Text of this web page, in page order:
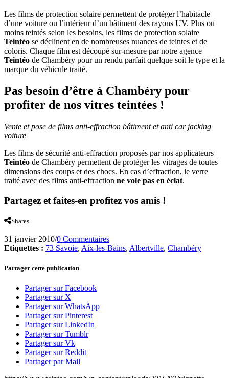
Les films de protection solaire permettent de protéger l’habitacle
d’une voiture ou l’intérieur d’un bâtiment des rayons UV. Plus ou
moins teintés selon les besoins, les films de protection solaire
Teintéo se déclinent en de nombreuses nuances de teintes et de
coloris. Chaque film est découpé sur-mesure par notre agence
Teintéo de Chambéry pour un rendu parfait quelque soit le type et la
marque du véhicule traité.
Pas besoin d’être à Chambéry pour
profiter de nos vitres teintées !
Vente et pose de films anti-effraction bâtiment et anti car jacking
voiture
Les films de sécurité anti-effraction proposés par nos applicateurs
Teintéo de Chambéry permettent de protéger les vitrages de toutes
dimensions des coups et des chocs. En cas d’effraction, le verre
traité avec des films anti-effraction ne vole pas en éclat.
Partagez et faites-en profitez vos amis !
Shares
31 janvier 2010/0 Commentaires
Etiquettes : 73 Savoie, Aix-les-Bains, Albertville, Chambéry
Partager cette publication
Partager sur Facebook
Partager sur X
Partager sur WhatsApp
Partager sur Pinterest
Partager sur LinkedIn
Partager sur Tumblr
Partager sur Vk
Partager sur Reddit
Partager par Mail